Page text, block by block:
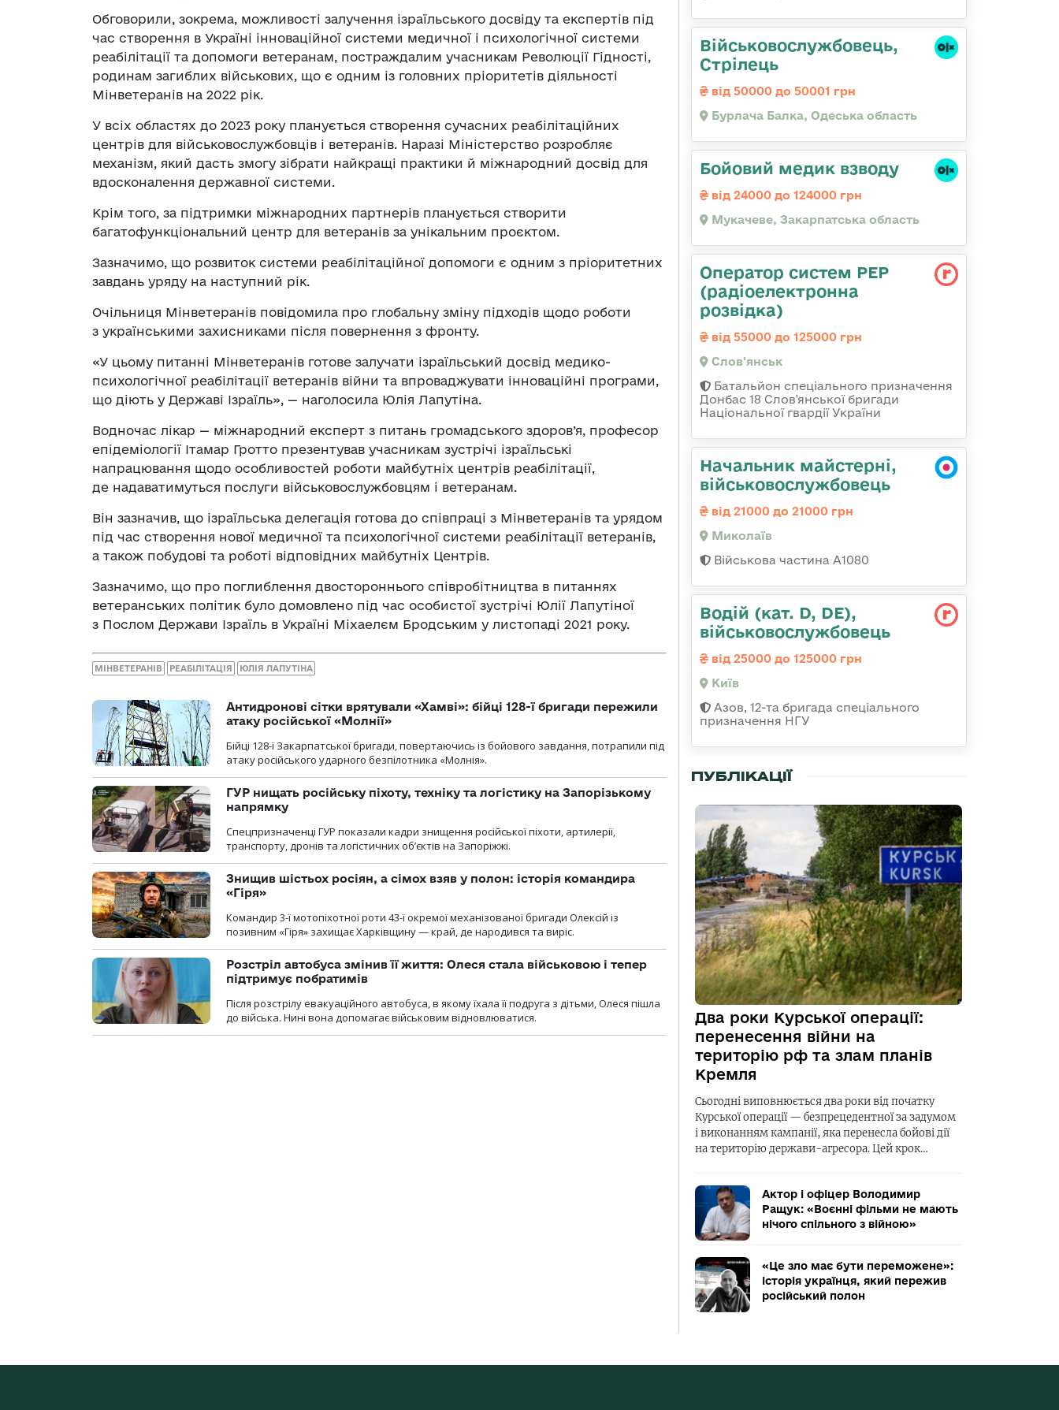
Обговорили, зокрема, можливості залучення ізраїльського досвіду та експертів під
час створення в Україні інноваційної системи медичної і психологічної системи
реабілітації та допомоги ветеранам, постраждалим учасникам Революції Гідності,
родинам загиблих військових, що є одним із головних пріоритетів діяльності
Мінветеранів на 2022 рік.
У всіх областях до 2023 року планується створення сучасних реабілітаційних
центрів для військовослужбовців і ветеранів. Наразі Міністерство розробляє
механізм, який дасть змогу зібрати найкращі практики й міжнародний досвід для
вдосконалення державної системи.
Крім того, за підтримки міжнародних партнерів планується створити
багатофункціональний центр для ветеранів за унікальним проєктом.
Зазначимо, що розвиток системи реабілітаційної допомоги є одним з пріоритетних
завдань уряду на наступний рік.
Очільниця Мінветеранів повідомила про глобальну зміну підходів щодо роботи
з українськими захисниками після повернення з фронту.
«У цьому питанні Мінветеранів готове залучати ізраїльський досвід медико-
психологічної реабілітації ветеранів війни та впроваджувати інноваційні програми,
що діють у Державі Ізраїль», — наголосила Юлія Лапутіна.
Водночас лікар — міжнародний експерт з питань громадського здоров’я, професор
епідеміології Ітамар Гротто презентував учасникам зустрічі ізраїльські
напрацювання щодо особливостей роботи майбутніх центрів реабілітації,
де надаватимуться послуги військовослужбовцям і ветеранам.
Він зазначив, що ізраїльська делегація готова до співпраці з Мінветеранів та урядом
під час створення нової медичної та психологічної системи реабілітації ветеранів,
а також побудові та роботі відповідних майбутніх Центрів.
Зазначимо, що про поглиблення двостороннього співробітництва в питаннях
ветеранських політик було домовлено під час особистої зустрічі Юлії Лапутіної
з Послом Держави Ізраїль в Україні Міхаелєм Бродським у листопаді 2021 року.
МІНВЕТЕРАНІВ РЕАБІЛІТАЦІЯ ЮЛІЯ ЛАПУТІНА
Антидронові сітки врятували «Хамві»: бійці 128-ї бригади пережили
атаку російської «Молнії»
Бійці 128-ї Закарпатської бригади, повертаючись із бойового завдання, потрапили під
атаку російського ударного безпілотника «Молнія».
ГУР нищать російську піхоту, техніку та логістику на Запорізькому
напрямку
Спецпризначенці ГУР показали кадри знищення російської піхоти, артилерії,
транспорту, дронів та логістичних об’єктів на Запоріжжі.
Знищив шістьох росіян, а сімох взяв у полон: історія командира
«Гіря»
Командир 3-ї мотопіхотної роти 43-ї окремої механізованої бригади Олексій із
позивним «Гіря» захищає Харківщину — край, де народився та виріс.
Розстріл автобуса змінив її життя: Олеся стала військовою і тепер
підтримує побратимів
Після розстрілу евакуаційного автобуса, в якому їхала її подруга з дітьми, Олеся пішла
до війська. Нині вона допомагає військовим відновлюватися.
Військовослужбовець,
Стрілець
від 50000 до 50001 грн
Бурлача Балка, Одеська область
Бойовий медик взводу
від 24000 до 124000 грн
Мукачеве, Закарпатська область
Оператор систем РЕР
(радіоелектронна
розвідка)
від 55000 до 125000 грн
Слов'янськ
Батальйон спеціального призначення
Донбас 18 Слов'янської бригади
Національної гвардії України
Начальник майстерні,
військовослужбовець
від 21000 до 21000 грн
Миколаїв
Військова частина А1080
Водій (кат. D, DE),
військовослужбовець
від 25000 до 125000 грн
Київ
Азов, 12-та бригада спеціального
призначення НГУ
ПУБЛІКАЦІЇ
Два роки Курської операції:
перенесення війни на
територію рф та злам планів
Кремля
Сьогодні виповнюється два роки від початку
Курської операції — безпрецедентної за задумом
і виконанням кампанії, яка перенесла бойові дії
на територію держави-агресора. Цей крок…
Актор і офіцер Володимир
Ращук: «Воєнні фільми не мають
нічого спільного з війною»
«Це зло має бути переможене»:
історія українця, який пережив
російський полон